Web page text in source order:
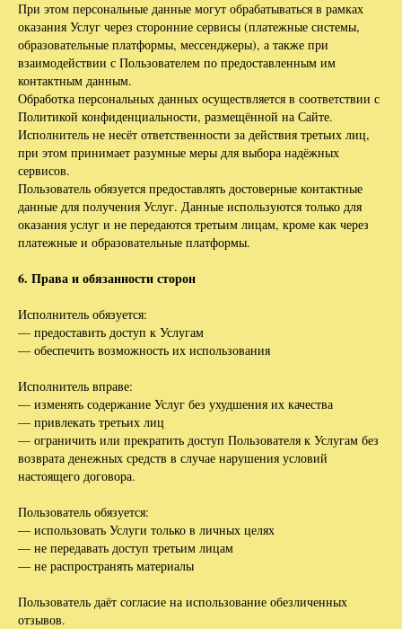
При этом персональные данные могут обрабатываться в рамках
оказания Услуг через сторонние сервисы (платежные системы,
образовательные платформы, мессенджеры), а также при
взаимодействии с Пользователем по предоставленным им
контактным данным.
Обработка персональных данных осуществляется в соответствии с
Политикой конфиденциальности, размещённой на Сайте.
Исполнитель не несёт ответственности за действия третьих лиц,
при этом принимает разумные меры для выбора надёжных
сервисов.
Пользователь обязуется предоставлять достоверные контактные
данные для получения Услуг. Данные используются только для
оказания услуг и не передаются третьим лицам, кроме как через
платежные и образовательные платформы.
6. Права и обязанности сторон
Исполнитель обязуется:
— предоставить доступ к Услугам
— обеспечить возможность их использования
Исполнитель вправе:
— изменять содержание Услуг без ухудшения их качества
— привлекать третьих лиц
— ограничить или прекратить доступ Пользователя к Услугам без
возврата денежных средств в случае нарушения условий
настоящего договора.
Пользователь обязуется:
— использовать Услуги только в личных целях
— не передавать доступ третьим лицам
— не распространять материалы
Пользователь даёт согласие на использование обезличенных
отзывов.